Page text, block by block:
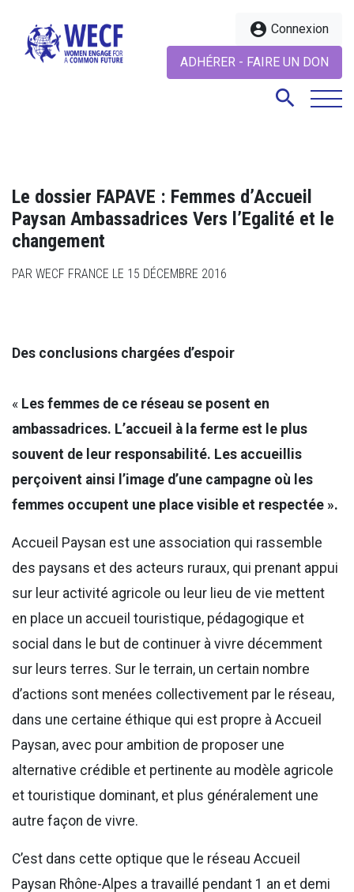
account_circle Connexion
ADHÉRER - FAIRE UN DON
search
search
Le dossier FAPAVE : Femmes d’Accueil
Paysan Ambassadrices Vers l’Egalité et le
changement
PAR WECF FRANCE LE 15 DÉCEMBRE 2016
Des conclusions chargées d’espoir
« Les femmes de ce réseau se posent en
ambassadrices. L’accueil à la ferme est le plus
souvent de leur responsabilité. Les accueillis
perçoivent ainsi l’image d’une campagne où les
femmes occupent une place visible et respectée ».
Accueil Paysan est une association qui rassemble
des paysans et des acteurs ruraux, qui prenant appui
sur leur activité agricole ou leur lieu de vie mettent
en place un accueil touristique, pédagogique et
social dans le but de continuer à vivre décemment
sur leurs terres. Sur le terrain, un certain nombre
d’actions sont menées collectivement par le réseau,
dans une certaine éthique qui est propre à Accueil
Paysan, avec pour ambition de proposer une
alternative crédible et pertinente au modèle agricole
et touristique dominant, et plus généralement une
autre façon de vivre.
C’est dans cette optique que le réseau Accueil
Paysan Rhône-Alpes a travaillé pendant 1 an et demi